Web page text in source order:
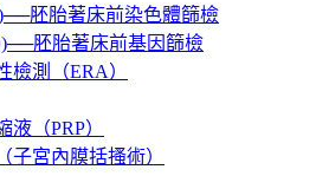
胚胎著床前染色體篩檢
胚胎著床前基因篩檢
檢測（ERA）
液（PRP）
子宮內膜括搔術）